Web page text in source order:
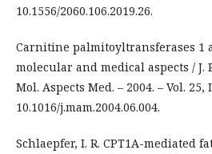
10.1556/2060.106.2019.26.
Carnitine palmitoyltransferases 1
molecular and medical aspects / J.
Mol. Aspects Med. – 2004. – Vol. 25,
10.1016/j.mam.2004.06.004.
Schlaepfer, I. R. CPT1A-mediated